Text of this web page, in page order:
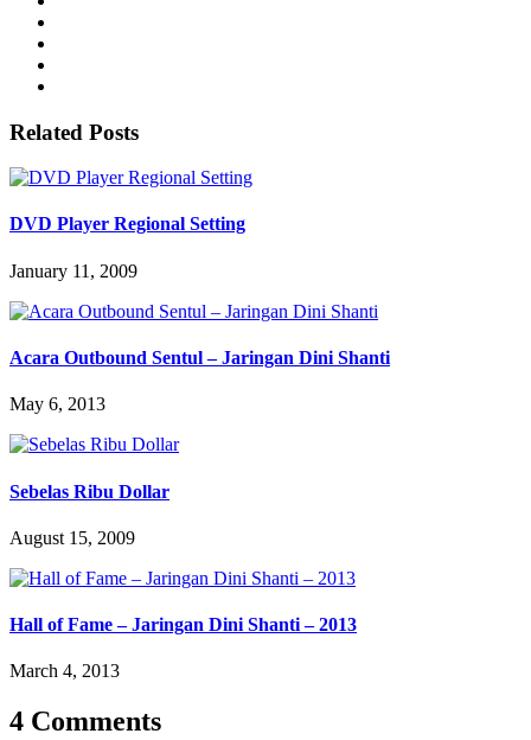
Related Posts
DVD Player Regional Setting
January 11, 2009
Acara Outbound Sentul – Jaringan Dini Shanti
May 6, 2013
Sebelas Ribu Dollar
August 15, 2009
Hall of Fame – Jaringan Dini Shanti – 2013
March 4, 2013
4 Comments